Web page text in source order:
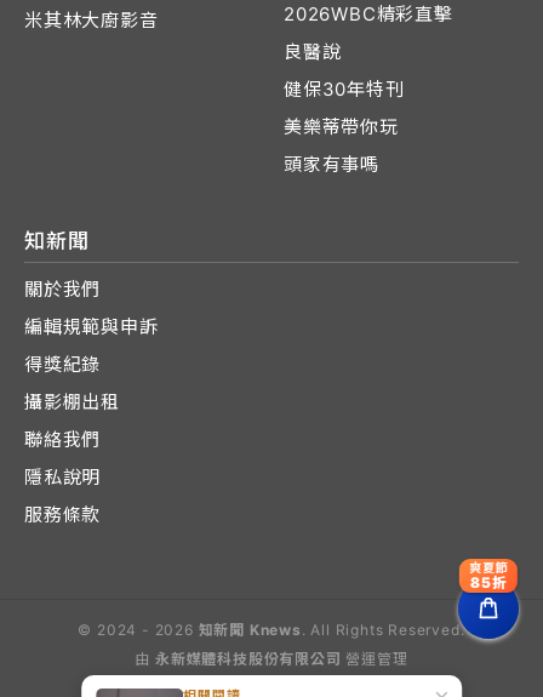
米其林大廚影音
2026WBC精彩直擊
良醫說
健保30年特刊
美樂蒂帶你玩
頭家有事嗎
知新聞
關於我們
編輯規範與申訴
得獎紀錄
攝影棚出租
聯絡我們
隱私說明
服務條款
© 2024 - 2026 知新聞 Knews . All Rights Reserved.
由 永新媒體科技股份有限公司 營運管理
爽夏節
85折